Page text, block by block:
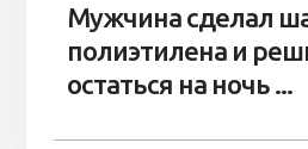
Мужчина сделал
полиэтилена и
остаться на ночь ...